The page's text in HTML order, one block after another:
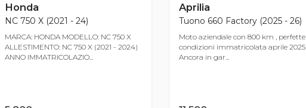
Honda
NC 750 X (2021 - 24)
MARCA: HONDA MODELLO: NC 750 X
ALLESTIMENTO: NC 750 X (2021 - 2024)
ANNO IMMATRICOLAZIO...
Aprilia
Tuono 660 Factory (2025 - 26)
Moto aziendale con 800 km , perfette
condizioni immatricolata aprile 2025 .
Ancora in gar...